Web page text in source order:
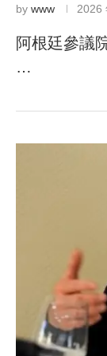
by www 2026
阿根廷參議
…